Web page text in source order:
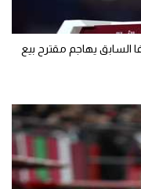
السابق يهاجم مقترح بيع